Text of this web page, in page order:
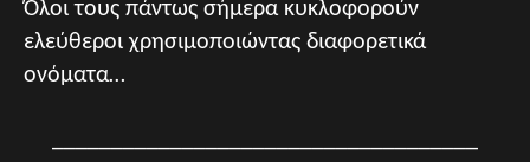
Όλοι τους πάντως σήμερα κυκλοφορούν
ελεύθεροι χρησιμοποιώντας διαφορετικά
ονόματα…